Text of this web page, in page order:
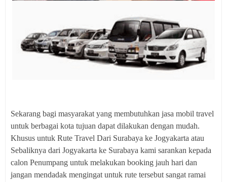
Sekarang bagi masyarakat yang membutuhkan jasa mobil travel
untuk berbagai kota tujuan dapat dilakukan dengan mudah.
Khusus untuk Rute Travel Dari Surabaya ke Jogyakarta atau
Sebaliknya dari Jogyakarta ke Surabaya kami sarankan kepada
calon Penumpang untuk melakukan booking jauh hari dan
jangan mendadak mengingat untuk rute tersebut sangat ramai